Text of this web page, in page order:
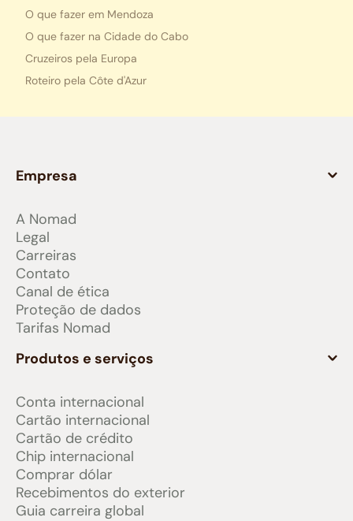
O que fazer em Mendoza
O que fazer na Cidade do Cabo
Cruzeiros pela Europa
Roteiro pela Côte d'Azur
Empresa
A Nomad
Legal
Carreiras
Contato
Canal de ética
Proteção de dados
Tarifas Nomad
Produtos e serviços
Conta internacional
Cartão internacional
Cartão de crédito
Chip internacional
Comprar dólar
Recebimentos do exterior
Guia carreira global